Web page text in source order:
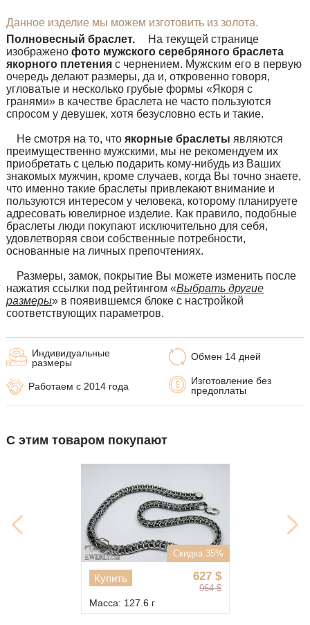
менеджеры свяжутся с Вами.
Данное изделие мы можем изготовить из золота.
Полновесный браслет.
На текущей странице
изображено фото мужского серебряного браслета
якорного плетения с чернением. Мужским его в первую
очередь делают размеры, да и, откровенно говоря,
угловатые и несколько грубые формы «Якоря с
гранями» в качестве браслета не часто пользуются
спросом у девушек, хотя безусловно есть и такие.
Не смотря на то, что якорные браслеты являются
преимущественно мужскими, мы не рекомендуем их
приобретать с целью подарить кому-нибудь из Ваших
знакомых мужчин, кроме случаев, когда Вы точно знаете,
что именно такие браслеты привлекают внимание и
пользуются интересом у человека, которому планируете
адресовать ювелирное изделие. Как правило, подобные
браслеты люди покупают исключительно для себя,
удовлетворяя свои собственные потребности,
основанные на личных препочтениях.
Размеры, замок, покрытие Вы можете изменить после
нажатия ссылки под рейтингом «Выбрать другие
размеры» в появившемся блоке с настройкой
соответствующих параметров.
Обмен 14 дней
Изготовление без
предоплаты
Индивидуальные
размеры
Работаем с 2014 года
С этим товаром покупают
Скидка 35%
627 $
964 $
Купить
Масса: 127.6 г